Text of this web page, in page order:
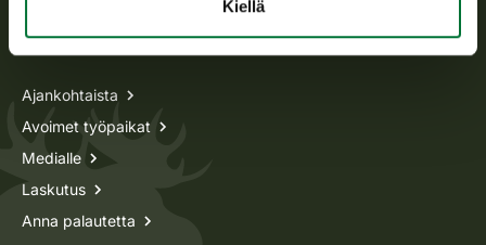
Kiellä
Tietoa meistä
Ajankohtaista
Avoimet työpaikat
Medialle
Laskutus
Anna palautetta